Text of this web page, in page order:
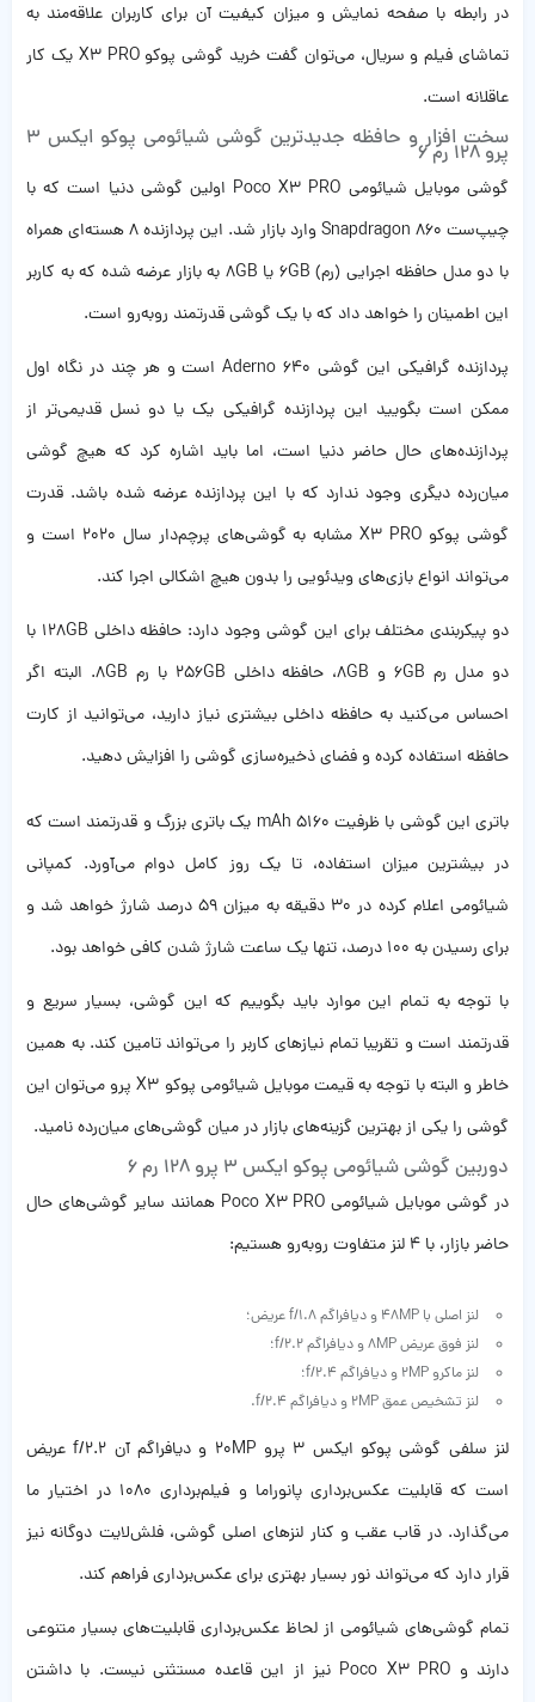
در رابطه با صفحه نمایش و میزان کیفیت آن برای کاربران علاقه‌مند به
تماشای فیلم و سریال، می‌توان گفت خرید گوشی پوکو X3 PRO یک کار
عاقلانه است.
سخت افزار و حافظه جدیدترین گوشی شیائومی پوکو ایکس 3
پرو 128 رم 6
گوشی موبایل شیائومی Poco X3 PRO اولین گوشی دنیا است که با
چیپ‌ست Snapdragon 860 وارد بازار شد. این پردازنده 8 هسته‌ای همراه
با دو مدل حافظه اجرایی (رم) 6GB یا 8GB به بازار عرضه شده که به کاربر
این اطمینان را خواهد داد که با یک گوشی قدرتمند روبه‌رو است.
پردازنده گرافیکی این گوشی Aderno 640 است و هر چند در نگاه اول
ممکن است بگویید این پردازنده گرافیکی یک یا دو نسل قدیمی‌تر از
پردازنده‌های حال حاضر دنیا است، اما باید اشاره کرد که هیچ گوشی
میان‌رده دیگری وجود ندارد که با این پردازنده عرضه شده باشد. قدرت
گوشی پوکو X3 PRO مشابه به گوشی‌های پرچم‌دار سال 2020 است و
می‌تواند انواع بازی‌های ویدئویی را بدون هیچ اشکالی اجرا کند.
دو پیکربندی مختلف برای این گوشی وجود دارد: حافظه داخلی 128GB با
دو مدل رم 6GB و 8GB، حافظه داخلی 256GB با رم 8GB. البته اگر
احساس می‌کنید به حافظه داخلی بیشتری نیاز دارید، می‌توانید از کارت
حافظه استفاده کرده و فضای ذخیره‌سازی گوشی را افزایش دهید.
باتری این گوشی با ظرفیت 5160 mAh یک باتری بزرگ و قدرتمند است که
در بیشترین میزان استفاده، تا یک روز کامل دوام می‌آورد. کمپانی
شیائومی اعلام کرده در 30 دقیقه به میزان 59 درصد شارژ خواهد شد و
برای رسیدن به 100 درصد، تنها یک ساعت شارژ شدن کافی خواهد بود.
با توجه به تمام این موارد باید بگوییم که این گوشی، بسیار سریع و
قدرتمند است و تقریبا تمام نیازهای کاربر را می‌تواند تامین کند. به همین
خاطر و البته با توجه به قیمت موبایل شیائومی پوکو X3 پرو می‌توان این
گوشی را یکی از بهترین گزینه‌های بازار در میان گوشی‌های میان‌رده نامید.
دوربین گوشی شیائومی پوکو ایکس 3 پرو 128 رم 6
در گوشی موبایل شیائومی Poco X3 PRO همانند سایر گوشی‌های حال
حاضر بازار، با 4 لنز متفاوت روبه‌رو هستیم:
لنز اصلی با 48MP و دیافراگم f/1.8 عریض؛
لنز فوق عریض 8MP و دیافراگم f/2.2؛
لنز ماکرو 2MP و دیافراگم f/2.4؛
لنز تشخیص عمق 2MP و دیافراگم f/2.4.
لنز سلفی گوشی پوکو ایکس 3 پرو 20MP و دیافراگم آن f/2.2 عریض
است که قابلیت عکس‌برداری پانوراما و فیلم‌برداری 1080 در اختیار ما
می‌گذارد. در قاب عقب و کنار لنزهای اصلی گوشی، فلش‌لایت دوگانه نیز
قرار دارد که می‌تواند نور بسیار بهتری برای عکس‌برداری فراهم کند.
تمام گوشی‌های شیائومی از لحاظ عکس‌برداری قابلیت‌های بسیار متنوعی
دارند و Poco X3 PRO نیز از این قاعده مستثنی نیست. با داشتن